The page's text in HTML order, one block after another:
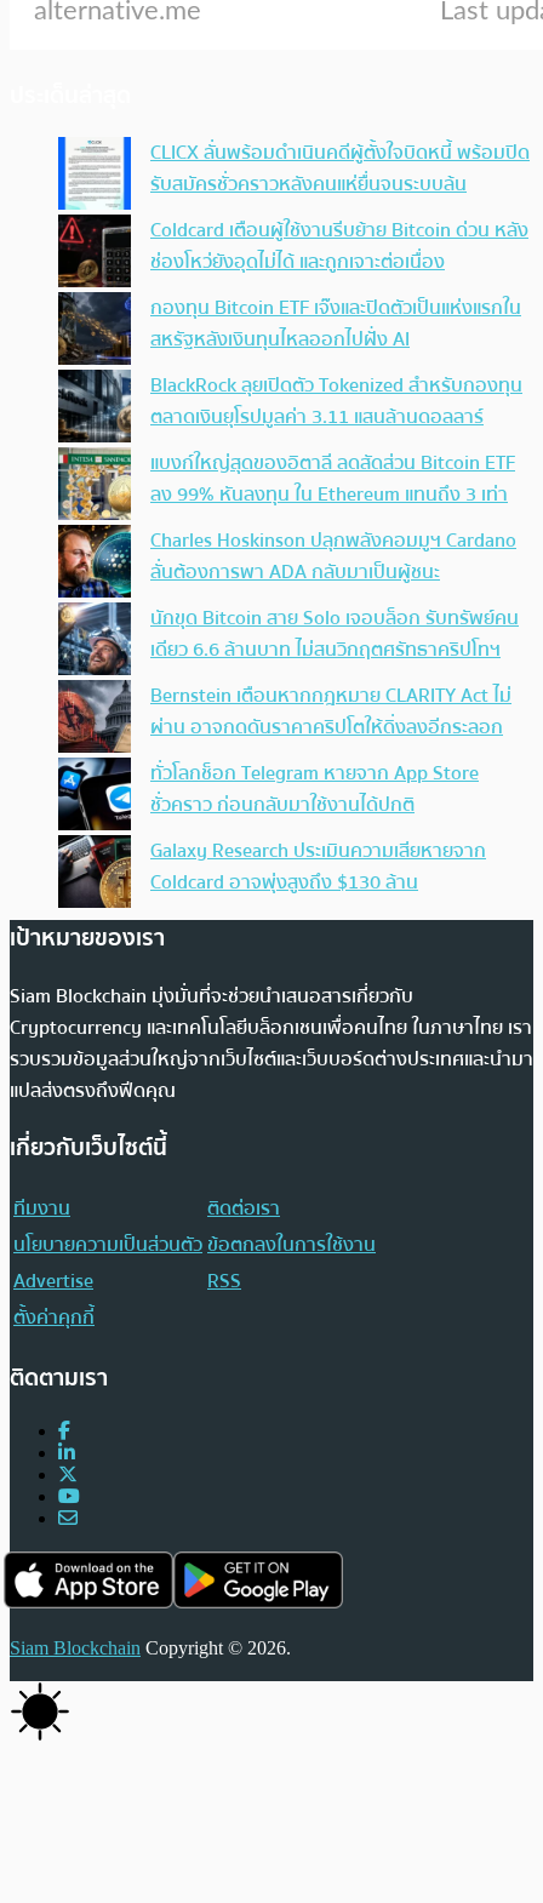
CLICX ลั่นพร้อมดำเนินคดีผู้ตั้งใจบิดหนี้ พร้อมปิด
รับสมัครชั่วคราวหลังคนแห่ยื่นจนระบบล้น
Coldcard เตือนผู้ใช้งานรีบย้าย Bitcoin ด่วน หลัง
ช่องโหว่ยังอุดไม่ได้ และถูกเจาะต่อเนื่อง
กองทุน Bitcoin ETF เจ๊งและปิดตัวเป็นแห่งแรกใน
สหรัฐหลังเงินทุนไหลออกไปฝั่ง AI
BlackRock ลุยเปิดตัว Tokenized สำหรับกองทุน
ตลาดเงินยุโรปมูลค่า 3.11 แสนล้านดอลลาร์
แบงก์ใหญ่สุดของอิตาลี ลดสัดส่วน Bitcoin ETF
ลง 99% หันลงทุน ใน Ethereum แทนถึง 3 เท่า
Charles Hoskinson ปลุกพลังคอมมูฯ Cardano
ลั่นต้องการพา ADA กลับมาเป็นผู้ชนะ
นักขุด Bitcoin สาย Solo เจอบล็อก รับทรัพย์คน
เดียว 6.6 ล้านบาท ไม่สนวิกฤตศรัทธาคริปโทฯ
Bernstein เตือนหากกฎหมาย CLARITY Act ไม่
ผ่าน อาจกดดันราคาคริปโตให้ดิ่งลงอีกระลอก
ทั่วโลกช็อก Telegram หายจาก App Store
ชั่วคราว ก่อนกลับมาใช้งานได้ปกติ
Galaxy Research ประเมินความเสียหายจาก
Coldcard อาจพุ่งสูงถึง $130 ล้าน
เป้าหมายของเรา
Siam Blockchain มุ่งมั่นที่จะช่วยนำเสนอสารเกี่ยวกับ
Cryptocurrency และเทคโนโลยีบล็อกเชนเพื่อคนไทย ในภาษาไทย เรา
รวบรวมข้อมูลส่วนใหญ่จากเว็บไซต์และเว็บบอร์ดต่างประเทศและนำมา
แปลส่งตรงถึงฟีดคุณ
เกี่ยวกับเว็บไซต์นี้
ทีมงาน
ติดต่อเรา
นโยบายความเป็นส่วนตัวข้อตกลงในการใช้งาน
Advertise
RSS
ตั้งค่าคุกกี้
ติดตามเรา
Siam Blockchain Copyright © 2026.